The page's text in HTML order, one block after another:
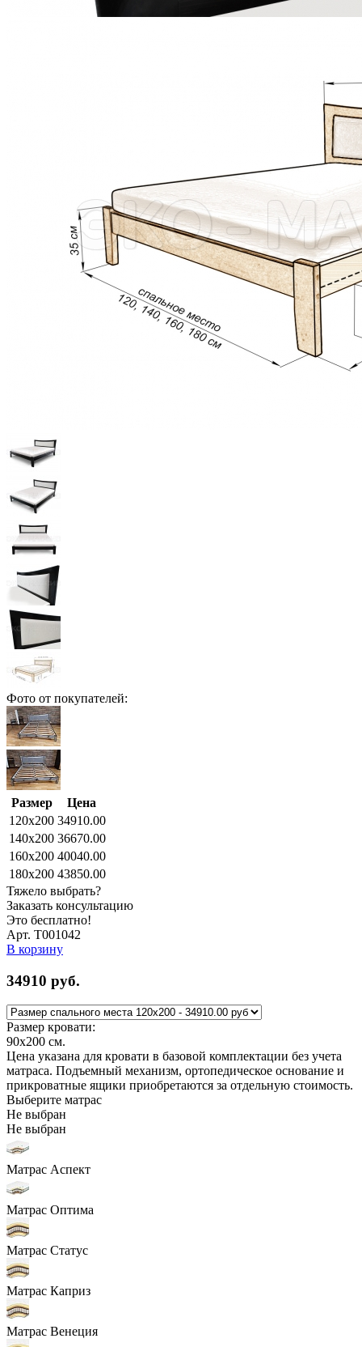
Фото от покупателей:
Размер
Цена
120x200 34910.00
140x200 36670.00
160x200 40040.00
180x200 43850.00
Тяжело выбрать?
Заказать консультацию
Это бесплатно!
Арт. Т001042
В корзину
34910 руб.
Размер кровати:
90x200 см.
Цена указана для кровати в базовой комплектации без учета
матраса. Подъемный механизм, ортопедическое основание и
прикроватные ящики приобретаются за отдельную стоимость.
Выберите матрас
Не выбран
Не выбран
Матрас Аспект
Матрас Оптима
Матрас Статус
Матрас Каприз
Матрас Венеция